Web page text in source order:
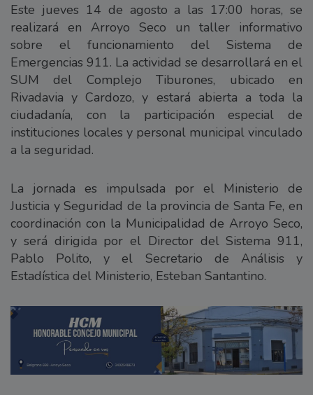
Este jueves 14 de agosto a las 17:00 horas, se
realizará en Arroyo Seco un taller informativo
sobre el funcionamiento del Sistema de
Emergencias 911. La actividad se desarrollará en el
SUM del Complejo Tiburones, ubicado en
Rivadavia y Cardozo, y estará abierta a toda la
ciudadanía, con la participación especial de
instituciones locales y personal municipal vinculado
a la seguridad.
La jornada es impulsada por el Ministerio de
Justicia y Seguridad de la provincia de Santa Fe, en
coordinación con la Municipalidad de Arroyo Seco,
y será dirigida por el Director del Sistema 911,
Pablo Polito, y el Secretario de Análisis y
Estadística del Ministerio, Esteban Santantino.